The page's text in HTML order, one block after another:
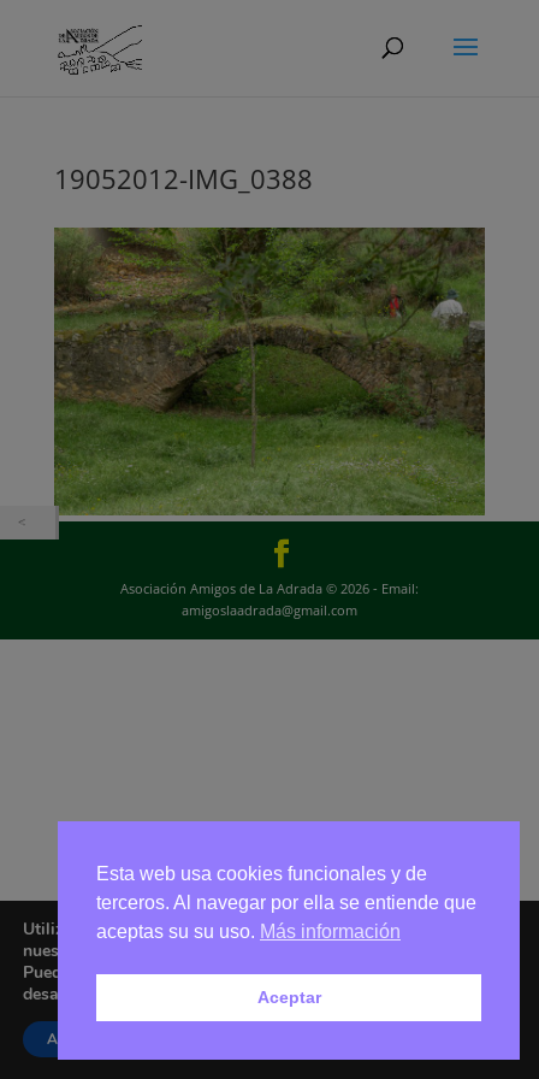
19052012-IMG_0388
Asociación Amigos de La Adrada © 2026 - Email:
amigoslaadrada@gmail.com
Utilizamos cookies para ofrecerte la mejor experiencia en
nuestra web.
Puedes aprender más sobre qué cookies utilizamos o
desactivarlas en los
Aceptar
Esta web usa cookies funcionales y de
terceros. Al navegar por ella se entiende que
aceptas su su uso. Más información
Aceptar